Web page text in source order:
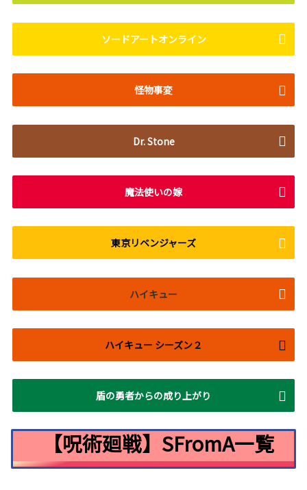
ソードアートオンライン
怪物事変
Dr. Stone
魔法使いの嫁
東京リベンジャーズ
ハイキュー
ハイキュー シーズン２
盾の勇者からの成り上がり
【呪術廻戦】SFromA一覧